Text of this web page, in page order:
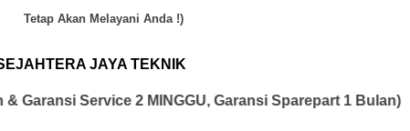
Tetap Akan Melayani Anda !)
JAYA TEKNIK
& Garansi Service 2 MINGGU, Garansi Sparepart 1 Bulan)